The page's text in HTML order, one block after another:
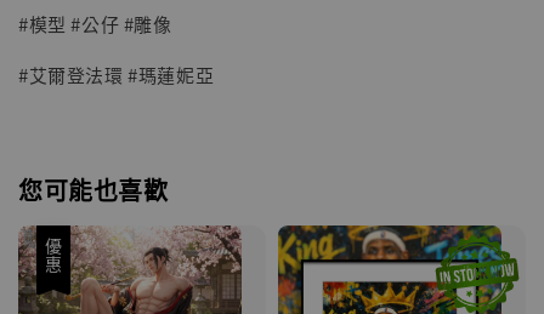
#模型 #公仔 #雕像
#艾爾登法環 #瑪蓮妮亞
您可能也喜歡
優惠